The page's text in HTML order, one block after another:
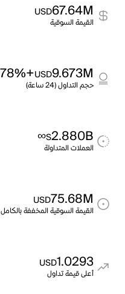
67.64M
USD
القيمة السوقية
9.673M
USD
+158.78%
حجم التداول (24 ساعة)
2.880B
S
∞
العملات المتداولة
75.68M
USD
القيمة السوقية المخففة بالكامل
1.0293
USD
أعلى قيمة تداول